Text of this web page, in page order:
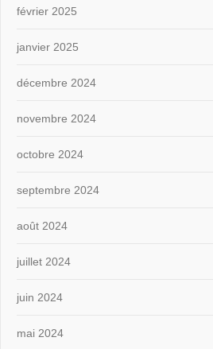
février 2025
janvier 2025
décembre 2024
novembre 2024
octobre 2024
septembre 2024
août 2024
juillet 2024
juin 2024
mai 2024